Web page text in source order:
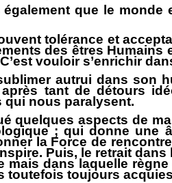
que le
tolérance et
des êtres Humains
vouloir s’enrichir
autrui dans son
après tant de détours
nous paralysent.
quelques aspects de
; qui donne une
la Force de
Puis, le retrait
mais dans laquelle
toutefois toujours